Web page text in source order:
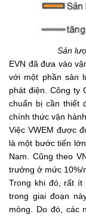
Sản
EVN đã đưa vào
với một phần sản
phát điện. Công ty
chuẩn bị cần thiết
chính thức vận
Việc VWEM được
là một bước tiến
Nam. Cũng theo
trưởng ở mức 10%/
Trong khi đó, rất ít
trong giai đoạn
mỏng. Do đó, các